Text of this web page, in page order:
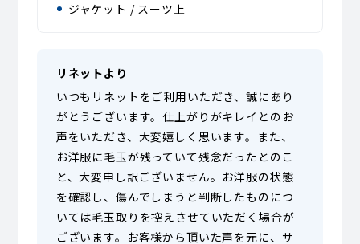
ジャケット / スーツ上
リネットより
いつもリネットをご利用いただき、誠にあり
がとうございます。仕上がりがキレイとのお
声をいただき、大変嬉しく思います。また、
お洋服に毛玉が残っていて残念だったとのこ
と、大変申し訳ございません。お洋服の状態
を確認し、傷んでしまうと判断したものにつ
いては毛玉取りを控えさせていただく場合が
ございます。お客様から頂いた声を元に、サ